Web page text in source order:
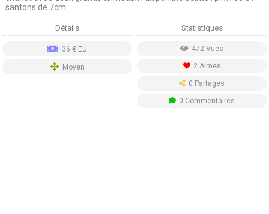
santons de 7cm
Détails
36 € EU
Moyen
Statistiques
472 Vues
2 Aimes
0 Partages
0 Commentaires